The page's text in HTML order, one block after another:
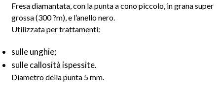
Fresa diamantata, con la punta a cono piccolo, in grana super
grossa (300?m), e l’anello nero.
Utilizzata per trattamenti:
sulle unghie;
sulle callosità ispessite.
Diametro della punta 5 mm.